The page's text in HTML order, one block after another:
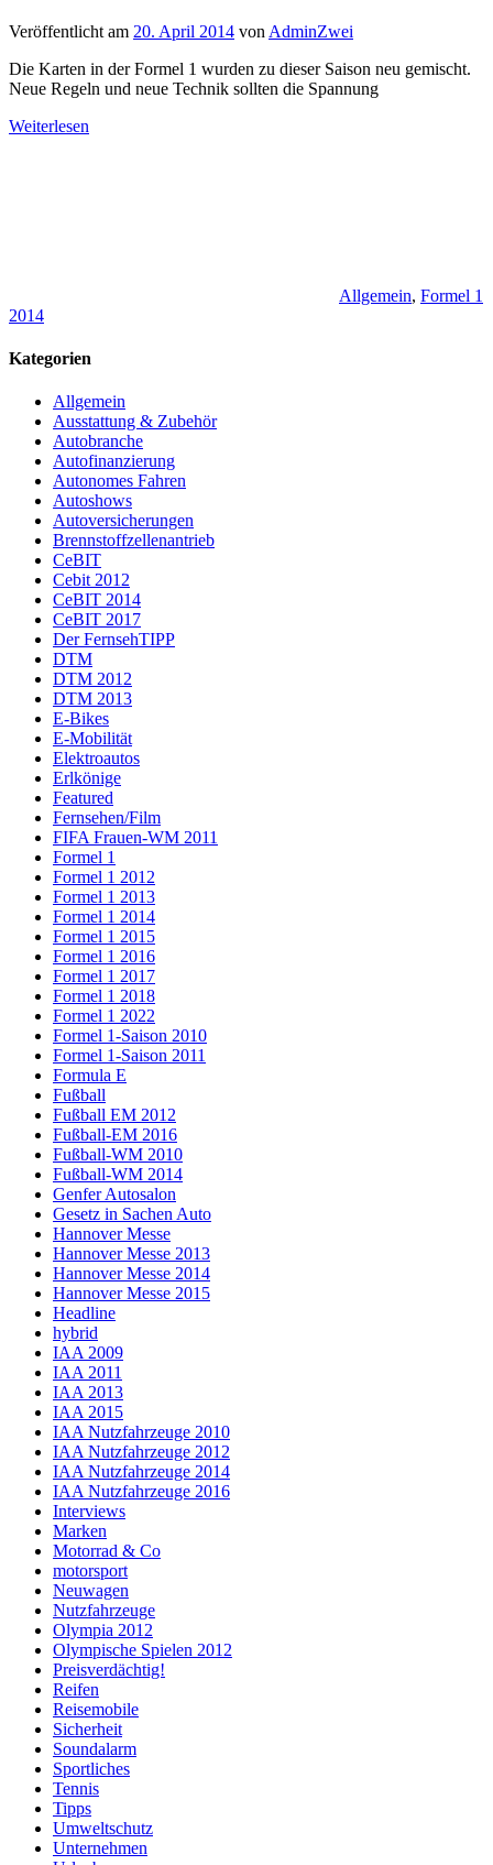
Veröffentlicht am 20. April 2014 von AdminZwei
Die Karten in der Formel 1 wurden zu dieser Saison neu gemischt.
Neue Regeln und neue Technik sollten die Spannung
Weiterlesen
Allgemein, Formel 1
2014
Kategorien
Allgemein
Ausstattung & Zubehör
Autobranche
Autofinanzierung
Autonomes Fahren
Autoshows
Autoversicherungen
Brennstoffzellenantrieb
CeBIT
Cebit 2012
CeBIT 2014
CeBIT 2017
Der FernsehTIPP
DTM
DTM 2012
DTM 2013
E-Bikes
E-Mobilität
Elektroautos
Erlkönige
Featured
Fernsehen/Film
FIFA Frauen-WM 2011
Formel 1
Formel 1 2012
Formel 1 2013
Formel 1 2014
Formel 1 2015
Formel 1 2016
Formel 1 2017
Formel 1 2018
Formel 1 2022
Formel 1-Saison 2010
Formel 1-Saison 2011
Formula E
Fußball
Fußball EM 2012
Fußball-EM 2016
Fußball-WM 2010
Fußball-WM 2014
Genfer Autosalon
Gesetz in Sachen Auto
Hannover Messe
Hannover Messe 2013
Hannover Messe 2014
Hannover Messe 2015
Headline
hybrid
IAA 2009
IAA 2011
IAA 2013
IAA 2015
IAA Nutzfahrzeuge 2010
IAA Nutzfahrzeuge 2012
IAA Nutzfahrzeuge 2014
IAA Nutzfahrzeuge 2016
Interviews
Marken
Motorrad & Co
motorsport
Neuwagen
Nutzfahrzeuge
Olympia 2012
Olympische Spielen 2012
Preisverdächtig!
Reifen
Reisemobile
Sicherheit
Soundalarm
Sportliches
Tennis
Tipps
Umweltschutz
Unternehmen